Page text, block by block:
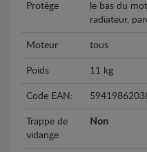
Protège
le bas du
radiateur,
Moteur tous
Poids 11 kg
Code EAN:
Trappe de
vidange
Non